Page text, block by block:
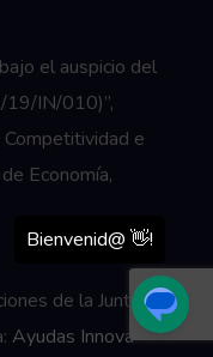
el auspicio del
19/IN/010)”,
Competitividad e
Economía,
de la Junta de
Ayudas Innova-